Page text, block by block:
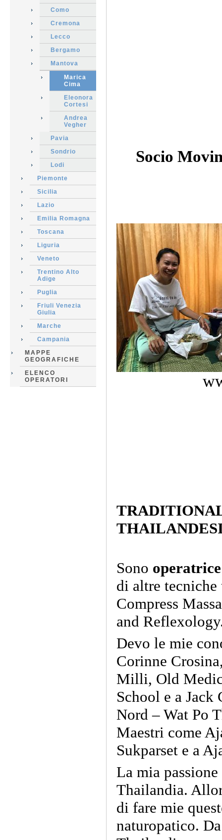
Como
Cremona
Lecco
Bergamo
Mantova
Marica
Cima
Eleonora
Cortesi
Andrea
Vegher
Pavia
Sondrio
Lodi
Piemonte
Sicilia
Lazio
Emilia Romagna
Toscana
Liguria
Veneto
Trentino Alto
Adige
Puglia
Friuli Venezia
Giulia
Marche
Campania
MAPPE
GEOGRAFICHE
ELENCO
OPERATORI
Socio
Sono
di altre
Compress
and
Devo le mie
Corinne
Milli, Old
School e a
Nord – Wat Po
Maestri come
Sukparset e a
La mia
Thailandia.
di fare mie
naturopatico.